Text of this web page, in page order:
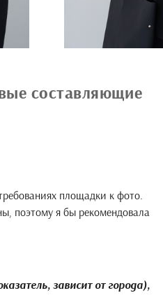
составляющие
площадки к фото.
поэтому я бы рекомендовала
зависит от города),